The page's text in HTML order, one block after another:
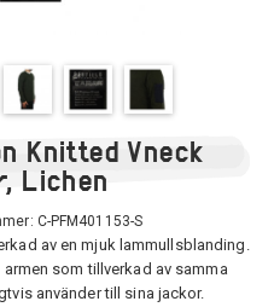
Knitted Vneck
Lichen
C-PFM401153-S
av en mjuk lammullsblanding.
som tillverkad av samma
använder till sina jackor.